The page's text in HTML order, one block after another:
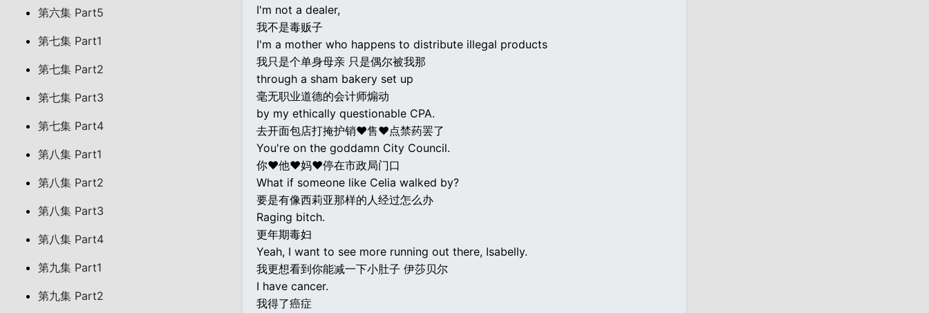
第六集 Part5
第七集 Part1
第七集 Part2
第七集 Part3
第七集 Part4
第八集 Part1
第八集 Part2
第八集 Part3
第八集 Part4
第九集 Part1
第九集 Part2
I'm not a dealer,
我不是毒贩子
I'm a mother who happens to distribute illegal products
我只是个单身母亲 只是偶尔被我那
through a sham bakery set up
毫无职业道德的会计师煽动
by my ethically questionable CPA.
去开面包店打掩护销♥售♥点禁药罢了
You're on the goddamn City Council.
你♥他♥妈♥停在市政局门口
What if someone like Celia walked by?
要是有像西莉亚那样的人经过怎么办
Raging bitch.
更年期毒妇
Yeah, I want to see more running out there, Isabelly.
我更想看到你能减一下小肚子 伊莎贝尔
I have cancer.
我得了癌症